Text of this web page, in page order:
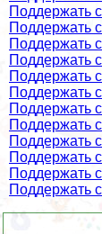
Поддержать
Поддержать
Поддержать
Поддержать
Поддержать
Поддержать
Поддержать
Поддержать
Поддержать
Поддержать
Поддержать
Поддержать